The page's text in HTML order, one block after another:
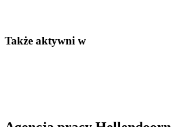
Także aktywni w